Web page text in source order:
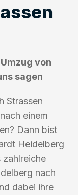
von
sagen
Strassen
einem
Dann bist
Heidelberg
zahlreiche
nach
dabei ihre